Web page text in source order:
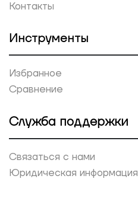
Контакты
Инструменты
Избранное
Сравнение
Служба поддержки
Связаться с нами
Юридическая информация